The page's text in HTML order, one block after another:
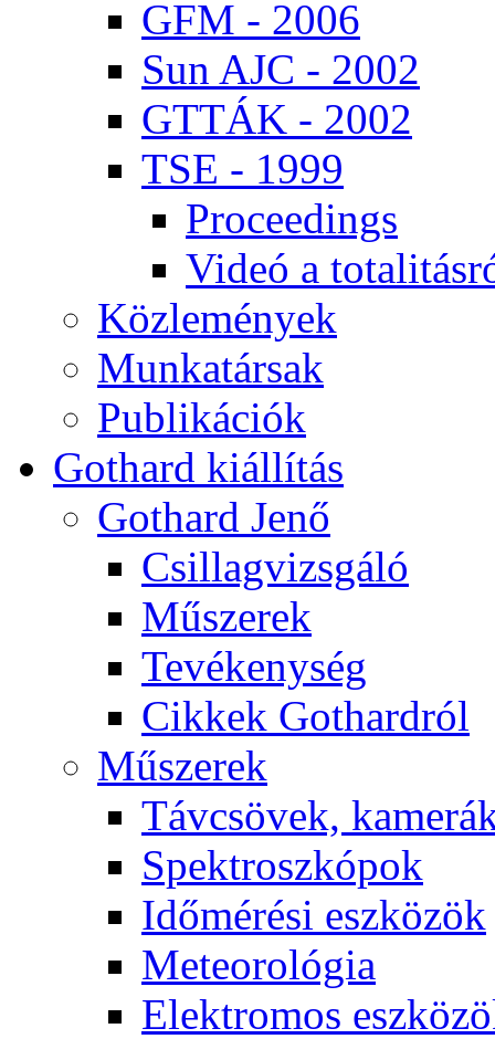
GFM - 2006
Sun AJC - 2002
GT­TÁK - 2002
TSE - 1999
Pro­ce­e­dings
Vi­deó a
Köz­le­mé­nyek
Mun­ka­tár­sak
Pub­li­ká­ci­ók
Got­hard ki­ál­lí­tás
Got­hard Je­nő
Csil­lag­vizs­gá­ló
Mű­sze­rek
Te­vé­keny­ség
Cik­kek Got­hard­ról
Mű­sze­rek
Táv­csö­vek,
Spekt­rosz­kó­pok
Idő­mé­ré­si esz­kö­zök
Me­te­o­ro­ló­gia
Elekt­ro­mos